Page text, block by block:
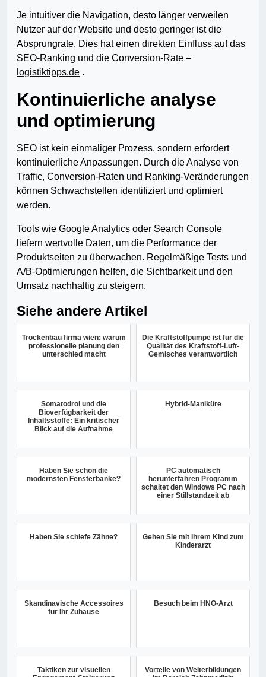
Je intuitiver die Navigation, desto länger verweilen
Nutzer auf der Website und desto geringer ist die
Absprungrate. Dies hat einen direkten Einfluss auf das
SEO-Ranking und die Conversion-Rate –
logistiktipps.de .
Kontinuierliche analyse
und optimierung
SEO ist kein einmaliger Prozess, sondern erfordert
kontinuierliche Anpassungen. Durch die Analyse von
Traffic, Conversion-Raten und Ranking-Veränderungen
können Schwachstellen identifiziert und optimiert
werden.
Tools wie Google Analytics oder Search Console
liefern wertvolle Daten, um die Performance der
Produktseiten zu überwachen. Regelmäßige Tests und
A/B-Optimierungen helfen, die Sichtbarkeit und den
Umsatz nachhaltig zu steigern.
Siehe andere Artikel
Trockenbau firma wien: warum
professionelle planung den
unterschied macht
Die Kraftstoffpumpe ist für die
Qualität des Kraftstoff-Luft-
Gemisches verantwortlich
Somatodrol und die
Bioverfügbarkeit der
Inhaltsstoffe: Ein kritischer
Blick auf die Aufnahme
Hybrid-Maniküre
Haben Sie schon die
modernsten Fensterbänke?
PC automatisch
herunterfahren Programm
schaltet den Windows PC nach
einer Stillstandzeit ab
Haben Sie schiefe Zähne?
Gehen Sie mit Ihrem Kind zum
Kinderarzt
Skandinavische Accessoires
für Ihr Zuhause
Besuch beim HNO-Arzt
Taktiken zur visuellen
Vorteile von Weiterbildungen